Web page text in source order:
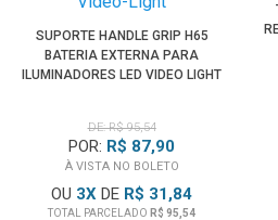
garante que o som permaneça
quando a cabeça do alto-falante
microfone
Principais Características:
• Solução extremamente versátil
• Robusto sistema sem fios tudo-
SUPORTE HANDLE GRIP H65
BATERIA EXTERNA PARA
ILUMINADORES LED VIDEO LIGHT
DE: R$ 95,54
POR: R$ 87,90
À VISTA NO BOLETO
OU 3X DE R$ 31,84
TOTAL PARCELADO R$ 95,54